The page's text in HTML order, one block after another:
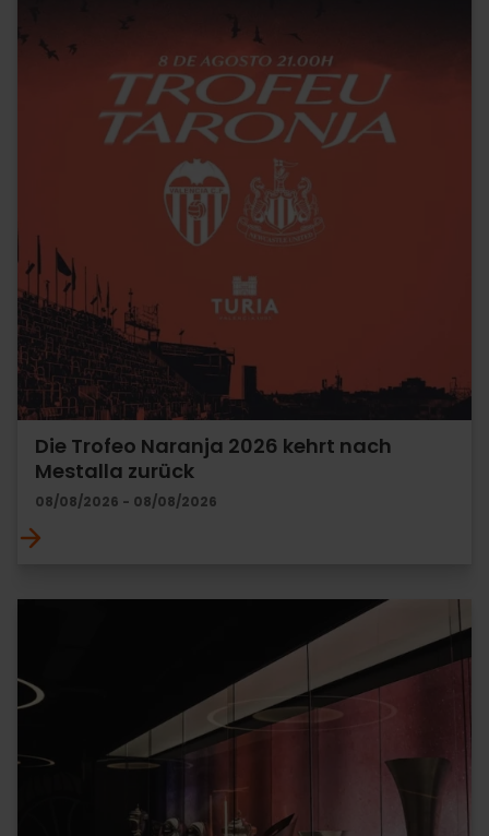
Die Trofeo Naranja 2026 kehrt nach
Mestalla zurück
08/08/2026 - 08/08/2026